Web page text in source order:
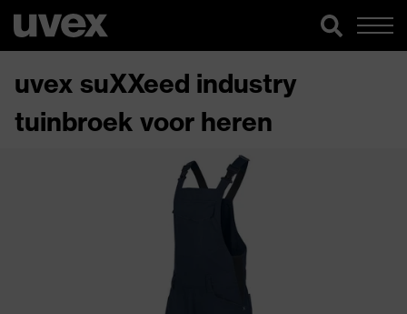
uvex suXXeed industry
tuinbroek voor heren